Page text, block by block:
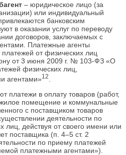
– юридическое лицо (за
или индивидуальный
банковским
в оказании услуг по переводу
договоров, заключаемых с
Платежные агенты
от физических лиц
от 3 июня 2009 г. № 103-ФЗ «О
физических лиц,
агентами»12
платежи в оплату товаров (работ,
жилое помещение и коммунальные
с поставщиком товаров
деятельности по
лиц, действуя от своего имени или
поставщика (п. 4–5 ст. 2
по приему платежей
платежными агентами»).